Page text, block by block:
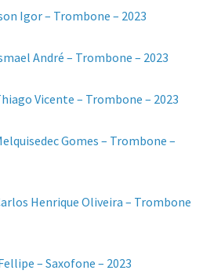
Igor – Trombone – 2023
André – Trombone – 2023
Vicente – Trombone – 2023
Gomes – Trombone –
Henrique Oliveira – Trombone
– Saxofone – 2023